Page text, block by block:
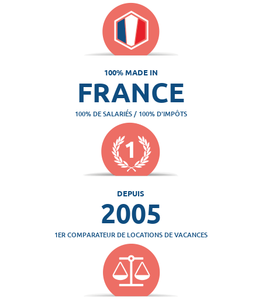
100% MADE IN
FRANCE
100% DE SALARIÉS / 100% D'IMPÔTS
DEPUIS
2005
1ER COMPARATEUR DE LOCATIONS DE VACANCES